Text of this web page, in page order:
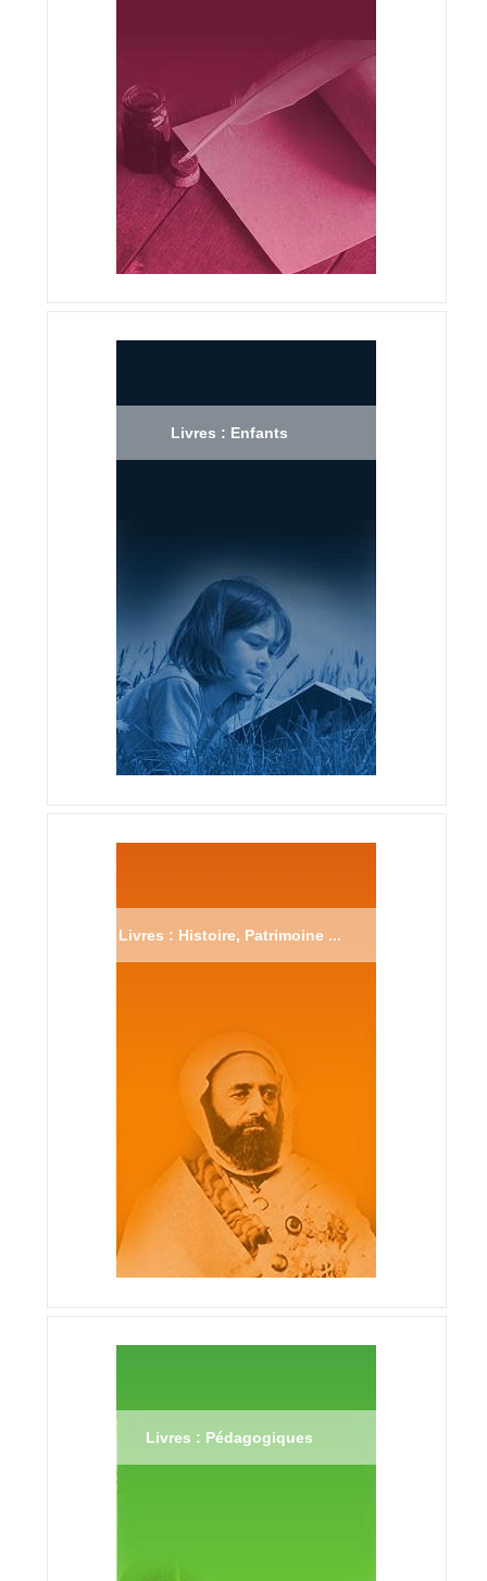
Livres : Enfants
Livres : Histoire, Patrimoine ...
Livres : Pédagogiques